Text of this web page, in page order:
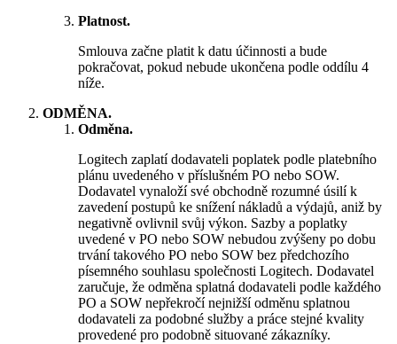
Platnost.
Smlouva začne platit k datu účinnosti a bude
pokračovat, pokud nebude ukončena podle oddílu 4
níže.
ODMĚNA.
Odměna.
Logitech zaplatí dodavateli poplatek podle platebního
plánu uvedeného v příslušném PO nebo SOW.
Dodavatel vynaloží své obchodně rozumné úsilí k
zavedení postupů ke snížení nákladů a výdajů, aniž by
negativně ovlivnil svůj výkon. Sazby a poplatky
uvedené v PO nebo SOW nebudou zvýšeny po dobu
trvání takového PO nebo SOW bez předchozího
písemného souhlasu společnosti Logitech. Dodavatel
zaručuje, že odměna splatná dodavateli podle každého
PO a SOW nepřekročí nejnižší odměnu splatnou
dodavateli za podobné služby a práce stejné kvality
provedené pro podobně situované zákazníky.